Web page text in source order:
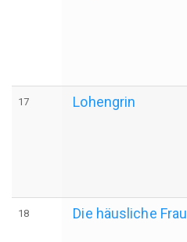
17 Lohengrin
18 Die häusliche Frau